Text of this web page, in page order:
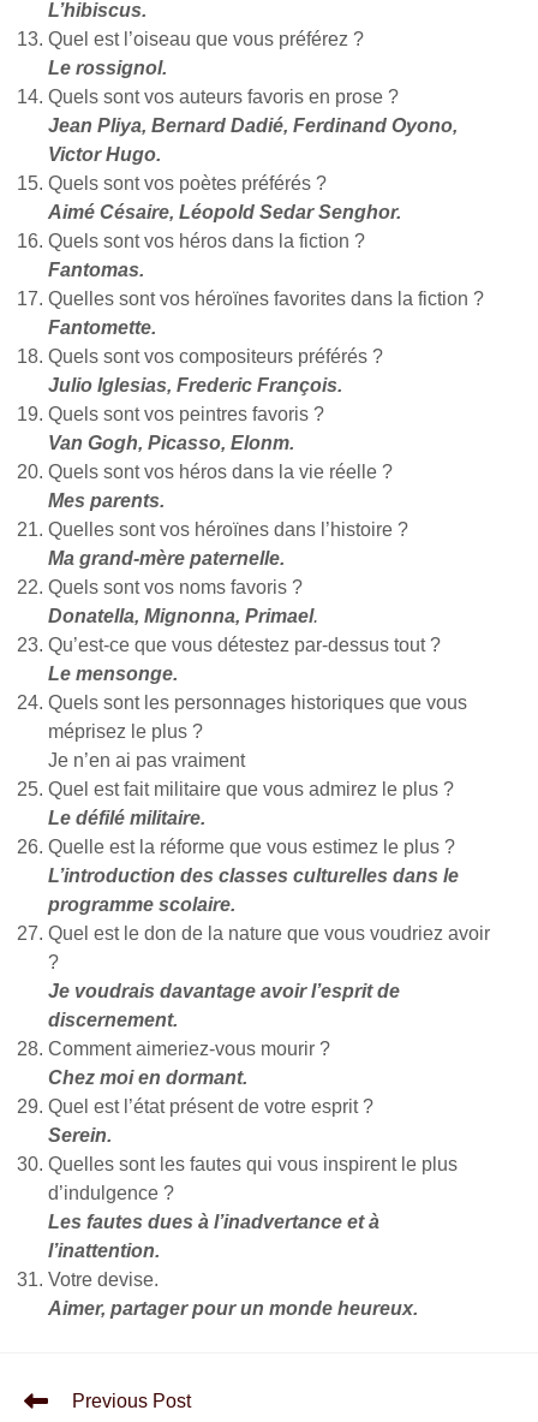
L’hibiscus.
Quel est l’oiseau que vous préférez ?
Le rossignol.
Quels sont vos auteurs favoris en prose ?
Jean Pliya, Bernard Dadié, Ferdinand Oyono,
Victor Hugo.
Quels sont vos poètes préférés ?
Aimé Césaire, Léopold Sedar Senghor.
Quels sont vos héros dans la fiction ?
Fantomas.
Quelles sont vos héroïnes favorites dans la fiction ?
Fantomette.
Quels sont vos compositeurs préférés ?
Julio Iglesias, Frederic François.
Quels sont vos peintres favoris ?
Van Gogh, Picasso, Elonm.
Quels sont vos héros dans la vie réelle ?
Mes parents.
Quelles sont vos héroïnes dans l’histoire ?
Ma grand-mère paternelle.
Quels sont vos noms favoris ?
Donatella, Mignonna, Primael.
Qu’est-ce que vous détestez par-dessus tout ?
Le mensonge.
Quels sont les personnages historiques que vous
méprisez le plus ?
Je n’en ai pas vraiment
Quel est fait militaire que vous admirez le plus ?
Le défilé militaire.
Quelle est la réforme que vous estimez le plus ?
L’introduction des classes culturelles dans le
programme scolaire.
Quel est le don de la nature que vous voudriez avoir
?
Je voudrais davantage avoir l’esprit de
discernement.
Comment aimeriez-vous mourir ?
Chez moi en dormant.
Quel est l’état présent de votre esprit ?
Serein.
Quelles sont les fautes qui vous inspirent le plus
d’indulgence ?
Les fautes dues à l’inadvertance et à
l’inattention.
Votre devise.
Aimer, partager pour un monde heureux.
Previous Post